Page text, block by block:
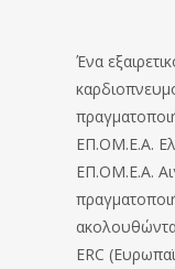
Ένα
ΕΠ.ΟΜ.Ε.Α.
ΕΠ.ΟΜ.Ε.Α.
ERC